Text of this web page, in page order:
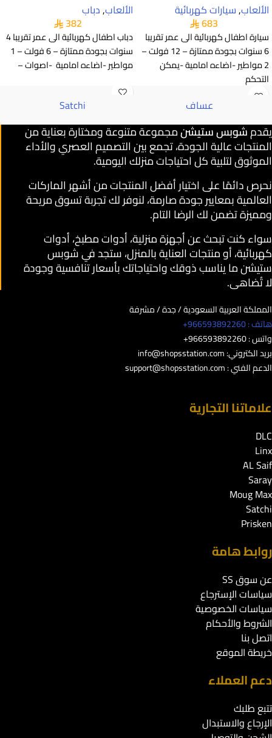
الألعاب,سيارات كهربائية
683
سيارة اطفال كهربائية الى عمر تقريبا
6 سنوات بجودة ممتازة – 12 فولت –
2 مواطير -اضاءه امامية -يمكن
التحكم
الألعاب,دباب
382
دباب اطفال كهربائية الى عمر تقريبا 4
سنوات بجودة ممتازة – 6 فولت – 1
مواطير -اضاءه امامية -اصوات –
عساف Satchi
يقدمشوبس ستيشنمجموعة متنوعة ومختارة بعناية من
المنتجات عالية الجودة، تجمع بين التصميم العصري والأداء
الموثوق لتلبية كل احتياجات منزلك اليومية.
نحرص دائمًا على اختيار أفضل المنتجات من أشهر الماركات
العالمية بمعايير جودة صارمة، لنوفر لك تجربة تسوق مريحة
ومميزة تضمن لك الرضا التام.
سواء كنت تبحث عن أجهزة منزلية، أدوات مطبخ، أدوات
كهربائية، أو منتجات العناية بالمنزل، ستجد في شوبس
ستيشن ما يناسب ذوقك واحتياجاتك بأسعار تنافسية وجودة
لا تُضاهى.
المملكة العربية السعودية / جدة / مشرفة
هاتف : 966593892260+
واتس : 966593892260+
بريد الكتروني:info@shopsstation.com
الدعم الفني :support@shopsstation.com
علاماتنا التجارية
DLC
Linx
AL Saif
Saray
Moug Max
Satchi
Prisken
روابط هامة
عن سوق SS
سياسات الإسترجاع
سياسات الخصوصية
الشروط والأحكام
اتصل بنا
خريطة الموقع
دعم العملاء
تتبع طلبك
الإرجاع والاستبدال